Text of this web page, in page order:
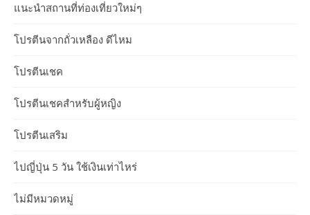
แนะนำสถานที่ท่องเที่ยวใหม่ๆ
โปรตีนจากถั่วเหลือง ดีไหม
โปรตีนเชค
โปรตีนเชคสำหรับผู้หญิง
โปรตีนเสริม
ไปญี่ปุ่น 5 วัน ใช้เงินเท่าไหร่
ไม่มีหมวดหมู่